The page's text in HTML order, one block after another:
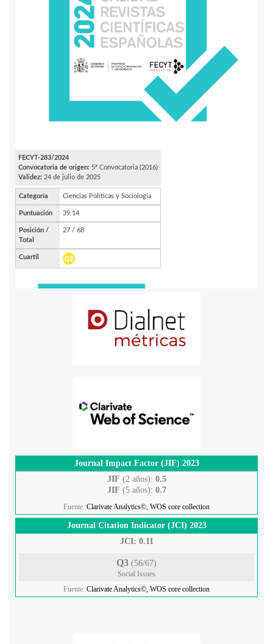
Journal Impact Factor (JIF) 2023
JIF (2 años): 0.5
JIF (5 años): 0.7
Fuente: Clarivate Analytics©, WOS core collection
Journal Citation Indicator (JCI) 2023
JCI: 0.11
Q3 (56/67)
Social Issues
Fuente: Clarivate Analytics©, WOS core collection